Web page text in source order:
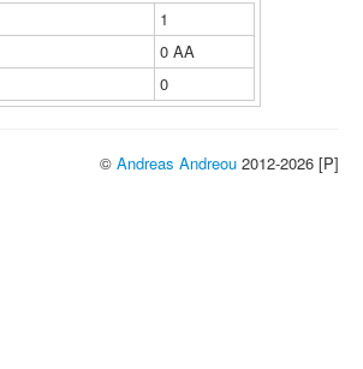
1
0 ΑΑ
0
© Andreas Andreou 2012-2026 [P]